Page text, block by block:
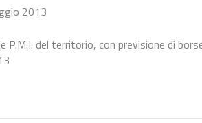
2013
P.M.I. del territorio, con previsione di